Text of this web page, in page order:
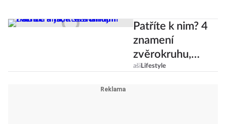
Patříte k nim? 4
znamení
zvěrokruhu,
která milují
ašiLifestyle